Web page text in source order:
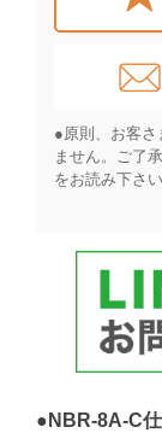
●原則、お客さ
ません。ご了
をお読み下さい
●NBR-8A-C